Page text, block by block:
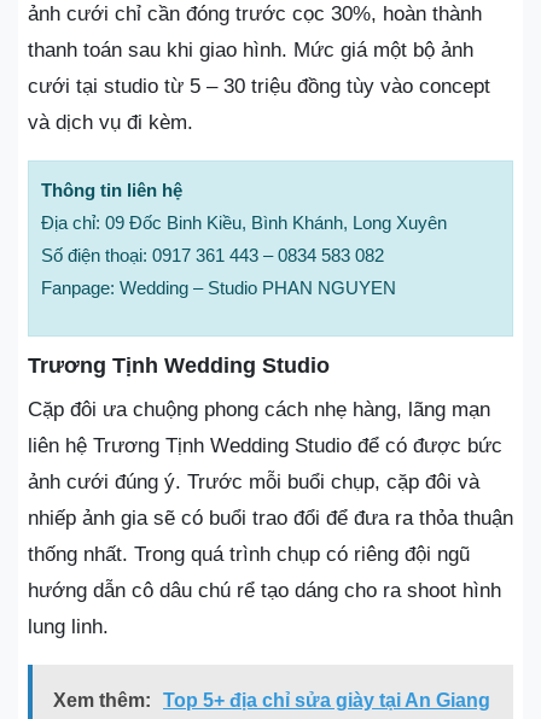
ảnh cưới chỉ cần đóng trước cọc 30%, hoàn thành
thanh toán sau khi giao hình. Mức giá một bộ ảnh
cưới tại studio từ 5 – 30 triệu đồng tùy vào concept
và dịch vụ đi kèm.
Thông tin liên hệ
Địa chỉ: 09 Đốc Binh Kiều, Bình Khánh, Long Xuyên
Số điện thoại: 0917 361 443 – 0834 583 082
Fanpage: Wedding – Studio PHAN NGUYEN
Trương Tịnh Wedding Studio
Cặp đôi ưa chuộng phong cách nhẹ hàng, lãng mạn
liên hệ Trương Tịnh Wedding Studio để có được bức
ảnh cưới đúng ý. Trước mỗi buổi chụp, cặp đôi và
nhiếp ảnh gia sẽ có buổi trao đổi để đưa ra thỏa thuận
thống nhất. Trong quá trình chụp có riêng đội ngũ
hướng dẫn cô dâu chú rể tạo dáng cho ra shoot hình
lung linh.
Xem thêm:
Top 5+ địa chỉ sửa giày tại An Giang